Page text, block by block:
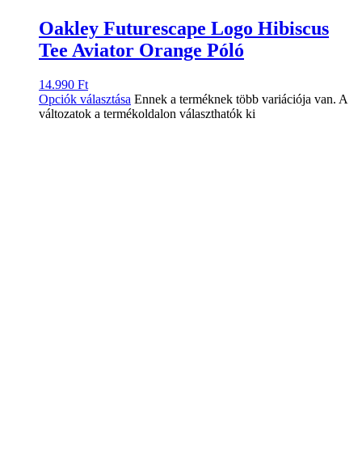
Oakley Futurescape Logo Hibiscus
Tee Aviator Orange Póló
14.990 Ft
Opciók választása Ennek a terméknek több variációja van. A
változatok a termékoldalon választhatók ki